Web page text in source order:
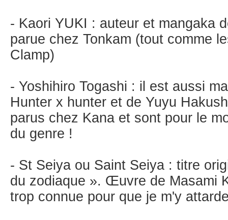
- Kaori YUKI : auteur et mangaka
parue chez Tonkam (tout comme
Clamp)
- Yoshihiro Togashi : il est aussi
Hunter x hunter et de Yuyu
parus chez Kana et sont pour le
du genre !
- St Seiya ou Saint Seiya : titre
du zodiaque ». Œuvre de Masami
trop connue pour que je m'y